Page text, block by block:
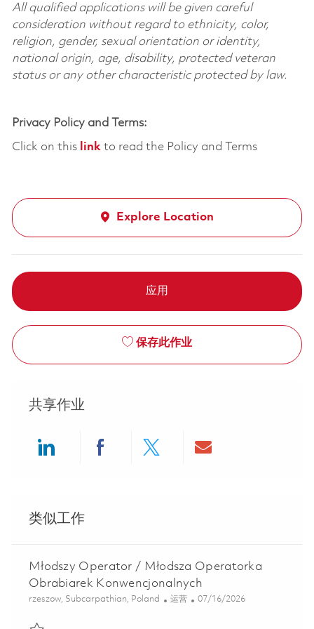
All qualified applications will be given careful
consideration without regard to ethnicity, color,
religion, gender, sexual orientation or identity,
national origin, age, disability, protected veteran
status or any other characteristic protected by law.
Privacy Policy and Terms:
Click on this linkto read the Policy and Terms
Explore Location
应用
保存此作业
共享作业
类似工作
Młodszy Operator / Młodsza Operatorka
Obrabiarek Konwencjonalnych
位置
rzeszow, Subcarpathian, Poland 类别
运营 Posted Date
07/16/2026